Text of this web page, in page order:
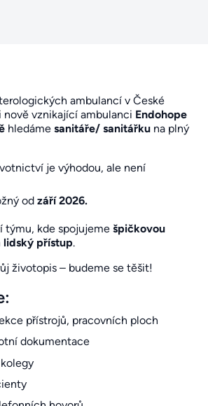
ambulancí v České
nově vznikající ambulanci Endohope
hledáme sanitáře/ sanitářku na plný
je výhodou, ale není
od září 2026.
týmu, kde spojujeme špičkovou
lidský přístup.
životopis – budeme se těšit!
přístrojů, pracovních ploch
dokumentace